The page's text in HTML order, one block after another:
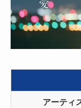
アーティ